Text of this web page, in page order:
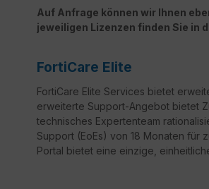
Auf Anfrage können wir Ihnen
jeweiligen Lizenzen finden Sie in
FortiCare Elite
FortiCare Elite Services bietet
erweiterte Support-Angebot bietet
technisches Expertenteam
Support (EoEs) von 18 Monaten für
Portal bietet eine einzige,